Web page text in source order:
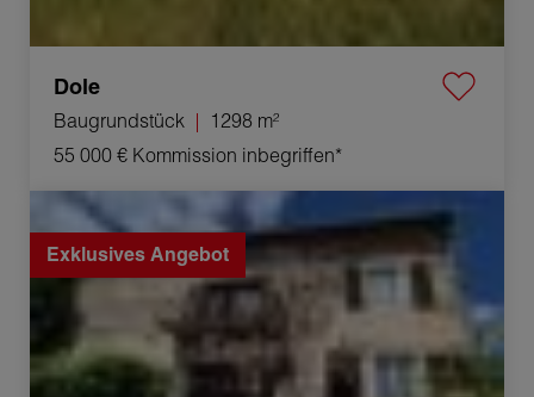
Dole
Baugrundstück
1298 m²
55 000 € Kommission inbegriffen*
Verkauf Haus Thervay 7 Zimmer 190 m²
Exklusives Angebot